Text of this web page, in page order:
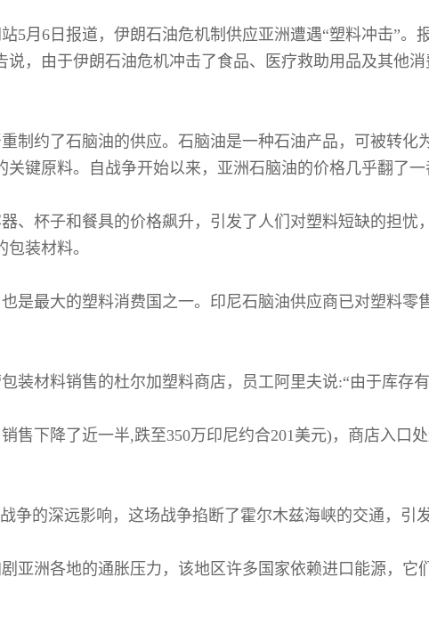
5月6日报道，伊朗石油危机制供应亚洲遭遇“塑料冲击”。报
说，由于伊朗石油危机冲击了食品、医疗救助用品及其他
制约了石脑油的供应。石脑油是一种石油产品，可被转化
键原料。自战争开始以来，亚洲石脑油的价格几乎翻了一
、杯子和餐具的价格飙升，引发了人们对塑料短缺的担忧
装材料。
是最大的塑料消费国之一。印尼石脑油供应商已对塑料零
装材料销售的杜尔加塑料商店，员工阿里夫说:“由于库存
售下降了近一半,跌至350万印尼约合201美元)，商店入口
争的深远影响，这场战争掐断了霍尔木兹海峡的交通，引
亚洲各地的通胀压力，该地区许多国家依赖进口能源，它